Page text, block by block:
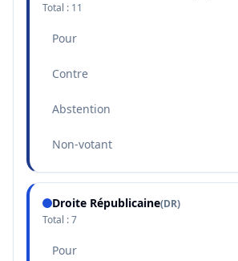
Total : 11
Pour
Contre
Abstention
Non-votant
Droite Républicaine(DR)
Total :7
Pour